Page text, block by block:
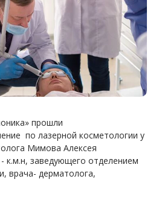
прошли
по лазерной косметологии у
Мимова Алексея
к.м.н, заведующего отделением
врача- дерматолога,